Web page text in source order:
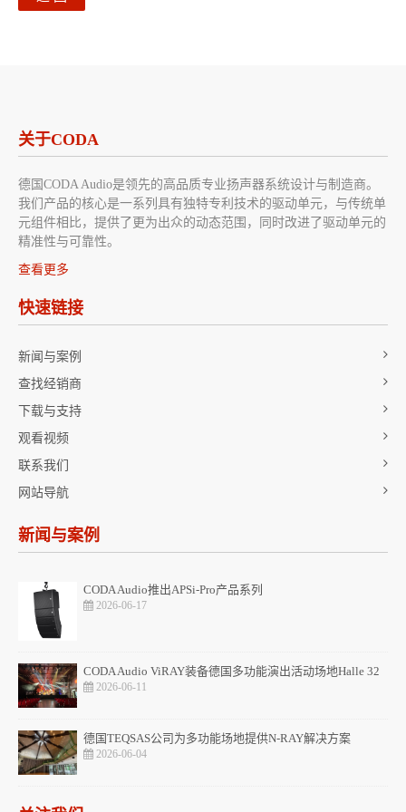
关于CODA
德国CODA Audio是领先的高品质专业扬声器系统设计与制造商。
我们产品的核心是一系列具有独特专利技术的驱动单元，与传统单
元组件相比，提供了更为出众的动态范围，同时改进了驱动单元的
精准性与可靠性。
查看更多
快速链接
新闻与案例
查找经销商
下载与支持
观看视频
联系我们
网站导航
新闻与案例
CODA Audio推出APSi-Pro产品系列
2026-06-17
CODA Audio ViRAY装备德国多功能演出活动场地Halle 32
2026-06-11
德国TEQSAS公司为多功能场地提供N-RAY解决方案
2026-06-04